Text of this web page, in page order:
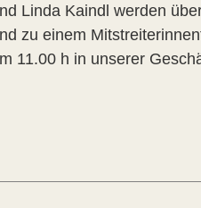
Linda Kaindl werden
zu einem
11.00 h in unserer